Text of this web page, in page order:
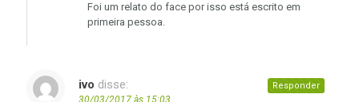
Foi um relato do face por isso está escrito em
primeira pessoa.
ivo disse:
30/03/2017 às 15:03
Responder